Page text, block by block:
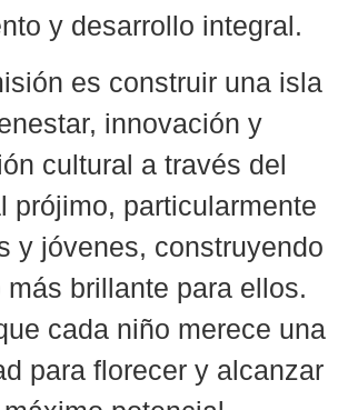
y desarrollo integral.
es construir una isla
innovación y
cultural a través del
prójimo, particularmente
y jóvenes, construyendo
más brillante para ellos.
cada niño merece una
para florecer y alcanzar